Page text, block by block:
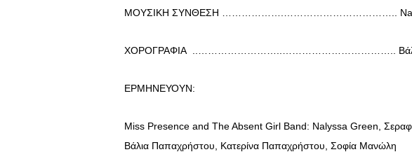
ΜΟΥΣΙΚΗ ΣΥΝΘΕΣΗ ……………….…………………………….. Nalyssa
ΧΟΡΟΓΡΑΦΙΑ ..……………………..…………………………….. Βάλια
ΕΡΜΗΝΕΥΟΥΝ:
Miss Presence and The Absent Girl Band: Nalyssa Green,
Βάλια Παπαχρήστου, Κατερίνα Παπαχρήστου, Σοφία Μανώλη